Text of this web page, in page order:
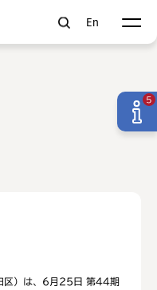
En
区）は、6月25日 第44期
5